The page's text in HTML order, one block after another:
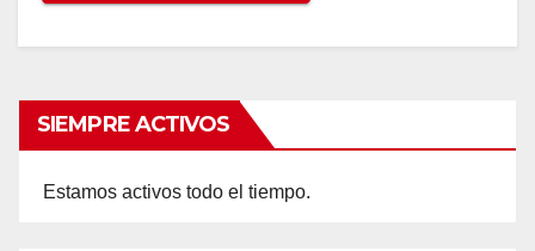
SIEMPRE ACTIVOS
Estamos activos todo el tiempo.